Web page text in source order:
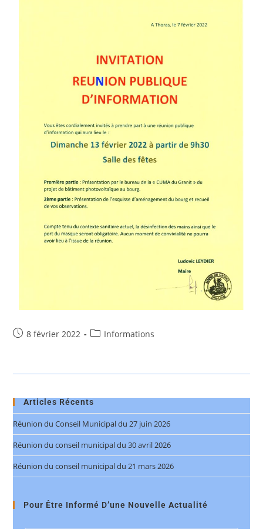
8 février 2022 Informations
Articles Récents
Réunion du Conseil Municipal du 27 juin 2026
Réunion du conseil municipal du 30 avril 2026
Réunion du conseil municipal du 21 mars 2026
Pour Être Informé D’une Nouvelle Actualité